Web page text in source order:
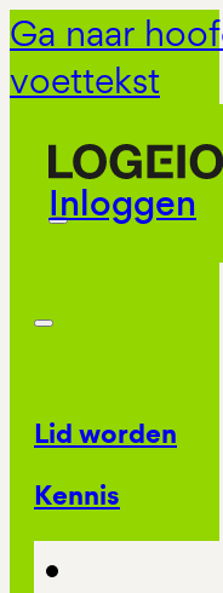
Ga naar
voettekst
Inloggen
Lid worden
Kennis